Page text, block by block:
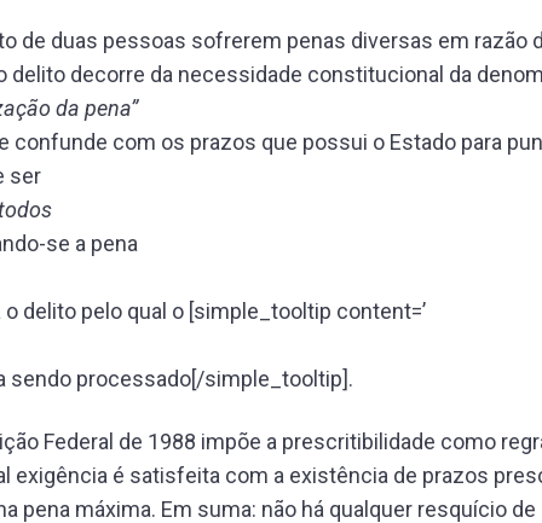
de duas pessoas sofrerem penas diversas em razão
delito decorre da necessidade constitucional da
da pena”
confunde com os prazos que possui o Estado para
ser
se a pena
o delito pelo qual o [simple_tooltip content=’
sendo processado[/simple_tooltip].
Federal de 1988 impõe a prescritibilidade como
exigência é satisfeita com a existência de prazos
pena máxima. Em suma: não há qualquer resquício de